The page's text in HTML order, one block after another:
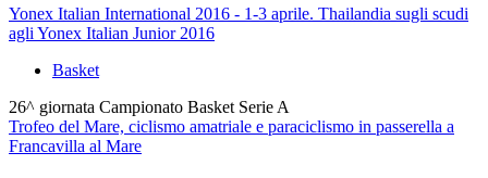
Yonex Italian International 2016 - 1-3 aprile. Thailandia sugli scudi
agli Yonex Italian Junior 2016
Basket
26^ giornata Campionato Basket Serie A
Trofeo del Mare, ciclismo amatriale e paraciclismo in passerella a
Francavilla al Mare